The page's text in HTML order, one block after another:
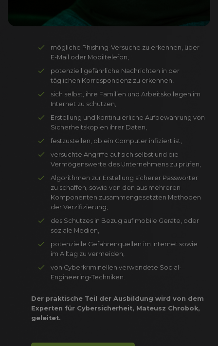
mögliche Phishing-Versuche zu erkennen, über
E-Mail oder Mobiltelefon,
potenziell gefährliche Nachrichten in der
täglichen Korrespondenz zu erkennen,
sich selbst, ihre Familien und Arbeitskollegen im
Internet zu schützen,
Erstellung und kontinuierliche Aufbewahrung von
Sicherheitskopien ihrer Daten,
festzustellen, ob ein Computer infiziert ist,
versuchte Angriffe auf sich selbst und die
Vermögenswerte des Unternehmens zu prüfen,
Algorithmen zur Erstellung sicherer Passwörter
zu schaffen, sowie von den aus mehreren
Komponenten zusammengesetzten Methoden
der Verzifizierung,
des Schutzes in Bezug auf mobile Geräte, oder
soziale Medien,
potenzielle Gefahrenquellen im Internet sowie
im Alltag zu vermeiden,
von Cyberkriminellen verwendete Social-
Engineering-Techniken.
Der praktische Teil der Ausbildung wird von dem
Experten für Cybersicherheit, Mateusz Chrobok,
geleitet.